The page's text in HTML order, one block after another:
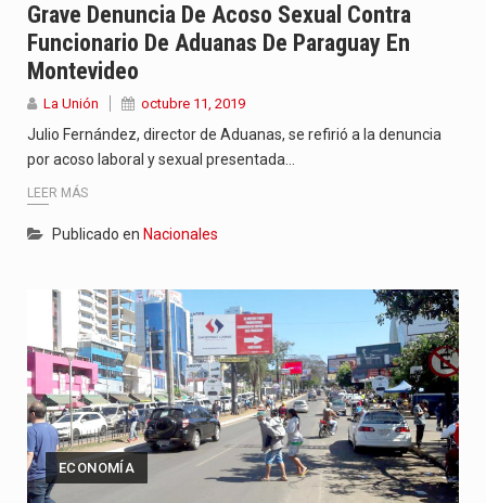
Grave Denuncia De Acoso Sexual Contra
Funcionario De Aduanas De Paraguay En
Montevideo
La Unión octubre 11, 2019
Julio Fernández, director de Aduanas, se refirió a la denuncia
por acoso laboral y sexual presentada…
LEER MÁS
Publicado en Nacionales
ECONOMÍA